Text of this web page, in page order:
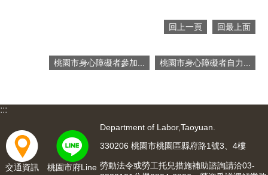
回上一頁 回最上面
桃園市身心障礙者參加... 桃園市身心障礙者自力...
:::
交通資訊 桃園市府Line
Department of Labor,Taoyuan.
330206 桃園市桃園區縣府路1號3、4樓
勞動法令或勞工托兒措施補助諮詢請洽03-